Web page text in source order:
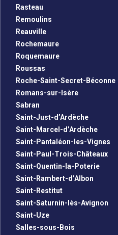
Rasteau
Remoulins
Reauville
Rochemaure
Roquemaure
Roussas
Roche-Saint-Secret-Béconne
Romans-sur-Isère
Sabran
Saint-Just-d’Ardèche
Saint-Marcel-d’Ardèche
Saint-Pantaléon-les-Vignes
Saint-Paul-Trois-Châteaux
Saint-Quentin-la-Poterie
Saint-Rambert-d’Albon
Saint-Restitut
Saint-Saturnin-lès-Avignon
Saint-Uze
Salles-sous-Bois